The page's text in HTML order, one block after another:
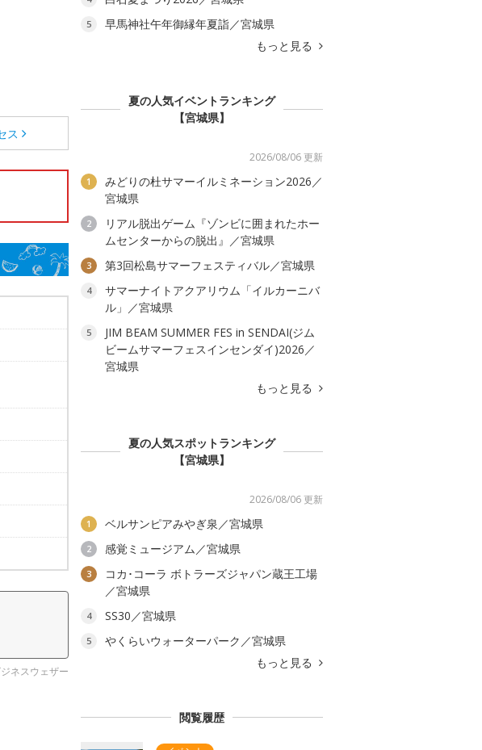
ス
ネスウェザー
5
早馬神社午年御縁年夏詣／宮城県
もっと見る
夏の人気イベントランキング
【宮城県】
2026/08/06 更新
1
みどりの杜サマーイルミネーション2026／
宮城県
2
リアル脱出ゲーム『ゾンビに囲まれたホー
ムセンターからの脱出』／宮城県
3 第3回松島サマーフェスティバル／宮城県
4
サマーナイトアクアリウム「イルカーニバ
ル」／宮城県
5
JIM BEAM SUMMER FES in SENDAI(ジム
ビームサマーフェスインセンダイ)2026／
宮城県
もっと見る
夏の人気スポットランキング
【宮城県】
2026/08/06 更新
1 ベルサンピアみやぎ泉／宮城県
2 感覚ミュージアム／宮城県
3
コカ･コーラ ボトラーズジャパン蔵王工場
／宮城県
4 SS30／宮城県
5
やくらいウォーターパーク／宮城県
もっと見る
閲覧履歴